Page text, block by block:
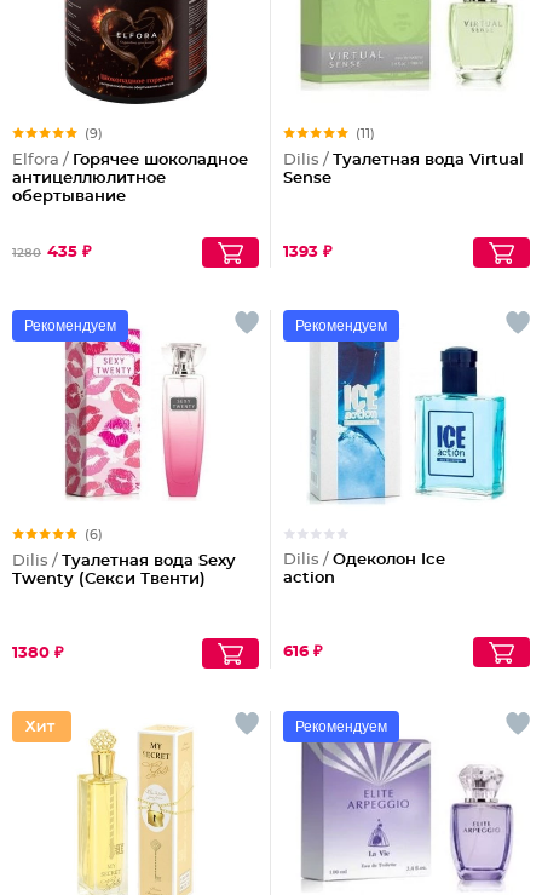
(9)
Elfora / Горячее шоколадное
антицеллюлитное
обертывание
1280 435 ₽
(11)
Dilis / Туалетная вода Virtual
Sense
1393 ₽
Рекомендуем
(6)
Dilis / Туалетная вода Sexy
Twenty (Секси Твенти)
1380 ₽
Рекомендуем
Dilis / Одеколон Ice
action
616 ₽
Рекомендуем